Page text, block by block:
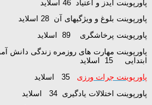
پاورپوینت ایدز و اعتیاد 46 اسلاید
پاورپوینت بلوغ و ویژگیهای آن 28 اسلاید
پاورپوینت پرخاشگری 89 اسلاید
پاورپوینت مهارت های روزمره زندگی دانش
ابتدایی 15 اسلاید
پاورپوینت جرات ورزی
پاورپوینت اختلالات یادگیری 34 اسلاید